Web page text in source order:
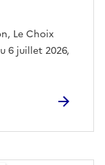
Le Choix
6 juillet 2026,